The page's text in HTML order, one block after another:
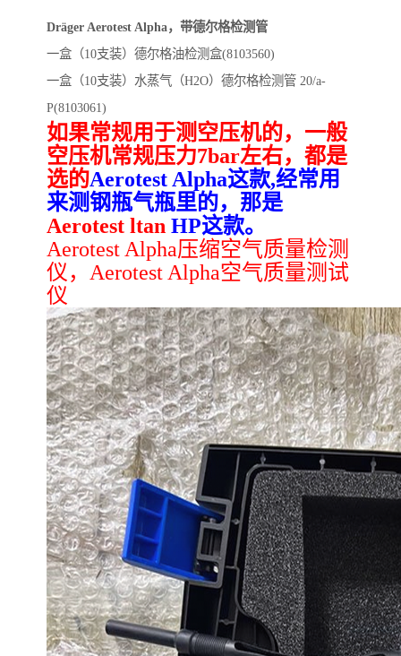
Dräger Aerotest Alpha，带德尔格检测管
一盒（10支装）德尔格油检测盒(8103560)
一盒（10支装）水蒸气（H2O）德尔格检测管 20/a-
P(8103061)
如果常规用于测空压机的，一般
空压机常规压力7bar左右，都是
选的Aerotest Alpha这款,经常用
来测钢瓶气瓶里的，那是
Aerotest ltan HP这款。
Aerotest Alpha压缩空气质量检测
仪，Aerotest Alpha空气质量测试
仪